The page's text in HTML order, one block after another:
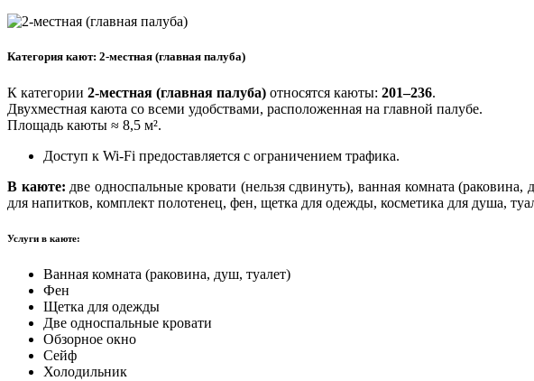
Категория кают: 2-местная (главная палуба)
К категории 2-местная (главная палуба) относятся каюты: 201–236.
Двухместная каюта со всеми удобствами, расположенная на главной палубе.
Площадь каюты ≈ 8,5 м².
Доступ к Wi-Fi предоставляется с ограничением трафика.
В каюте: две односпальные кровати (нельзя сдвинуть), ванная комната
для напитков, комплект полотенец, фен, щетка для одежды, косметика для душа,
Услуги в каюте:
Ванная комната (раковина, душ, туалет)
Фен
Щетка для одежды
Две односпальные кровати
Обзорное окно
Сейф
Холодильник